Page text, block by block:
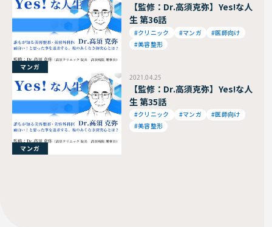
【監修：Dr.高須克弥】Yes!な人
生 第36話
#クリニック #マンガ
#医師向け
#美容整形
マンガ
2021.04.25
【監修：Dr.高須克弥】Yes!な人
生 第35話
#クリニック #マンガ
#医師向け
#美容整形
マンガ